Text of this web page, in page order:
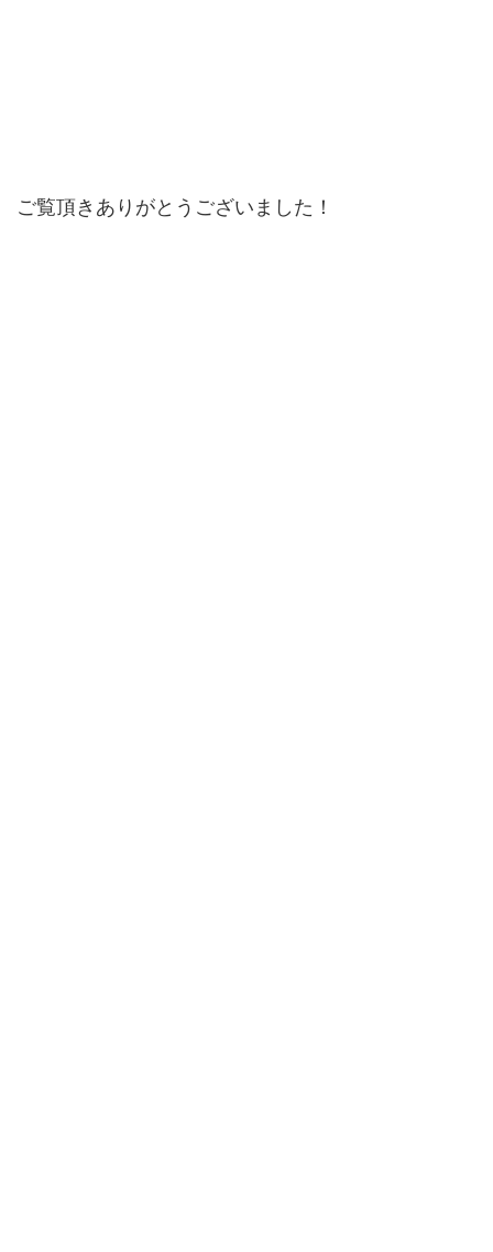
ご覧頂きありがとうございました！